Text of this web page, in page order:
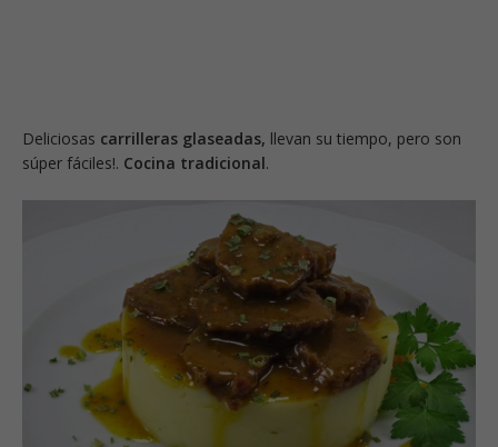
Deliciosas carrilleras glaseadas, llevan su tiempo, pero son
súper fáciles!. Cocina tradicional.